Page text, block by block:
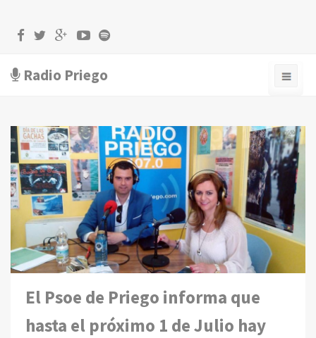
Radio Priego
El Psoe de Priego informa que
hasta el próximo 1 de Julio hay